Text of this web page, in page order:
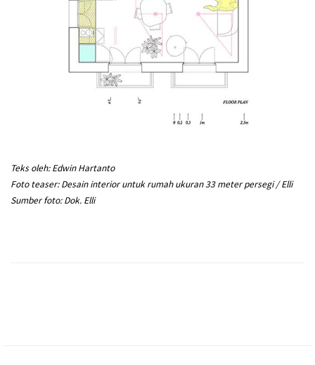
Teks oleh: Edwin Hartanto
Foto teaser: Desain interior untuk rumah ukuran 33 meter persegi / Elli
Sumber foto: Dok. Elli